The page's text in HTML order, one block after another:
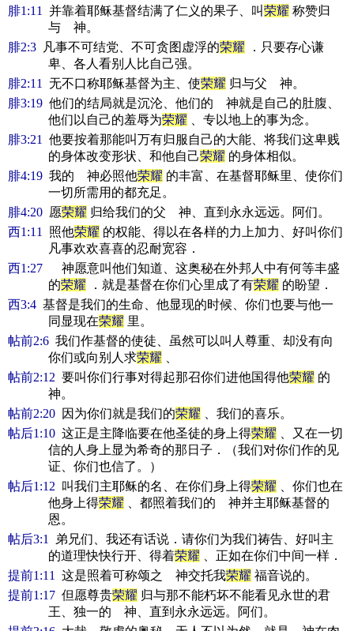
腓1:11
并靠着耶稣基督结满了仁义的果子、叫荣耀 称赞归
与 神。
腓2:3 凡事不可结党、不可贪图虚浮的荣耀 ．只要存心谦
卑、各人看别人比自己强。
腓2:11
无不口称耶稣基督为主、使荣耀 归与父 神。
腓3:19 他们的结局就是沉沦、他们的 神就是自己的肚腹、
他们以自己的羞辱为荣耀 、专以地上的事为念。
腓3:21
他要按着那能叫万有归服自己的大能、将我们这卑贱
的身体改变形状、和他自己荣耀 的身体相似。
腓4:19 我的 神必照他荣耀 的丰富、在基督耶稣里、使你们
一切所需用的都充足。
腓4:20 愿荣耀 归给我们的父 神、直到永永远远。阿们。
西1:11
照他荣耀 的权能、得以在各样的力上加力、好叫你们
凡事欢欢喜喜的忍耐宽容．
西1:27 神愿意叫他们知道、这奥秘在外邦人中有何等丰盛
的荣耀 ．就是基督在你们心里成了有荣耀 的盼望．
西3:4 基督是我们的生命、他显现的时候、你们也要与他一
同显现在荣耀 里。
帖前2:6 我们作基督的使徒、虽然可以叫人尊重、却没有向
你们或向别人求荣耀
帖前2:12 要叫你们行事对得起那召你们进他国得他荣耀 的
神。
帖前2:20 因为你们就是我们的荣耀 、我们的喜乐。
帖后1:10 这正是主降临要在他圣徒的身上得荣耀 、又在一切
信的人身上显为希奇的那日子．（我们对你们作的见
证、你们也信了。）
帖后1:12 叫我们主耶稣的名、在你们身上得荣耀 、你们也在
他身上得荣耀 、都照着我们的 神并主耶稣基督的
恩。
帖后3:1
弟兄们、我还有话说．请你们为我们祷告、好叫主
的道理快快行开、得着荣耀 、正如在你们中间一样．
提前1:11
这是照着可称颂之 神交托我荣耀 福音说的。
提前1:17 但愿尊贵荣耀 归与那不能朽坏不能看见永世的君
王、独一的 神、直到永永远远。阿们。